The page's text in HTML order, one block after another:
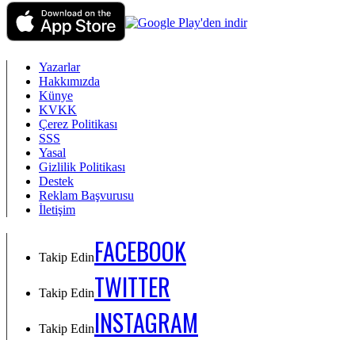
Yazarlar
Hakkımızda
Künye
KVKK
Çerez Politikası
SSS
Yasal
Gizlilik Politikası
Destek
Reklam Başvurusu
İletişim
Takip EdinFACEBOOK
Takip EdinTWITTER
Takip EdinINSTAGRAM